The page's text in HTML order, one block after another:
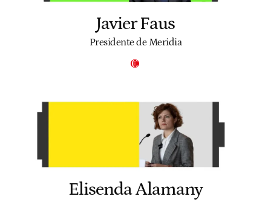
Javier Faus
Presidente de Meridia
Elisenda Alamany